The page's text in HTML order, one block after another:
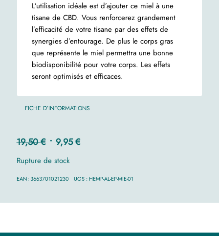
L’utilisation idéale est d’ajouter ce miel à une
tisane de CBD. Vous renforcerez grandement
l’efficacité de votre tisane par des effets de
synergies d’entourage. De plus le corps gras
que représente le miel permettra une bonne
biodisponibilité pour votre corps. Les effets
seront optimisés et efficaces.
FICHE D’INFORMATIONS
19,50€ Le
initial
était :
9,95€Le
est :
Rupture de stock
EAN:3663701021230 UGS :HEMP-AL-EP-MIE-01